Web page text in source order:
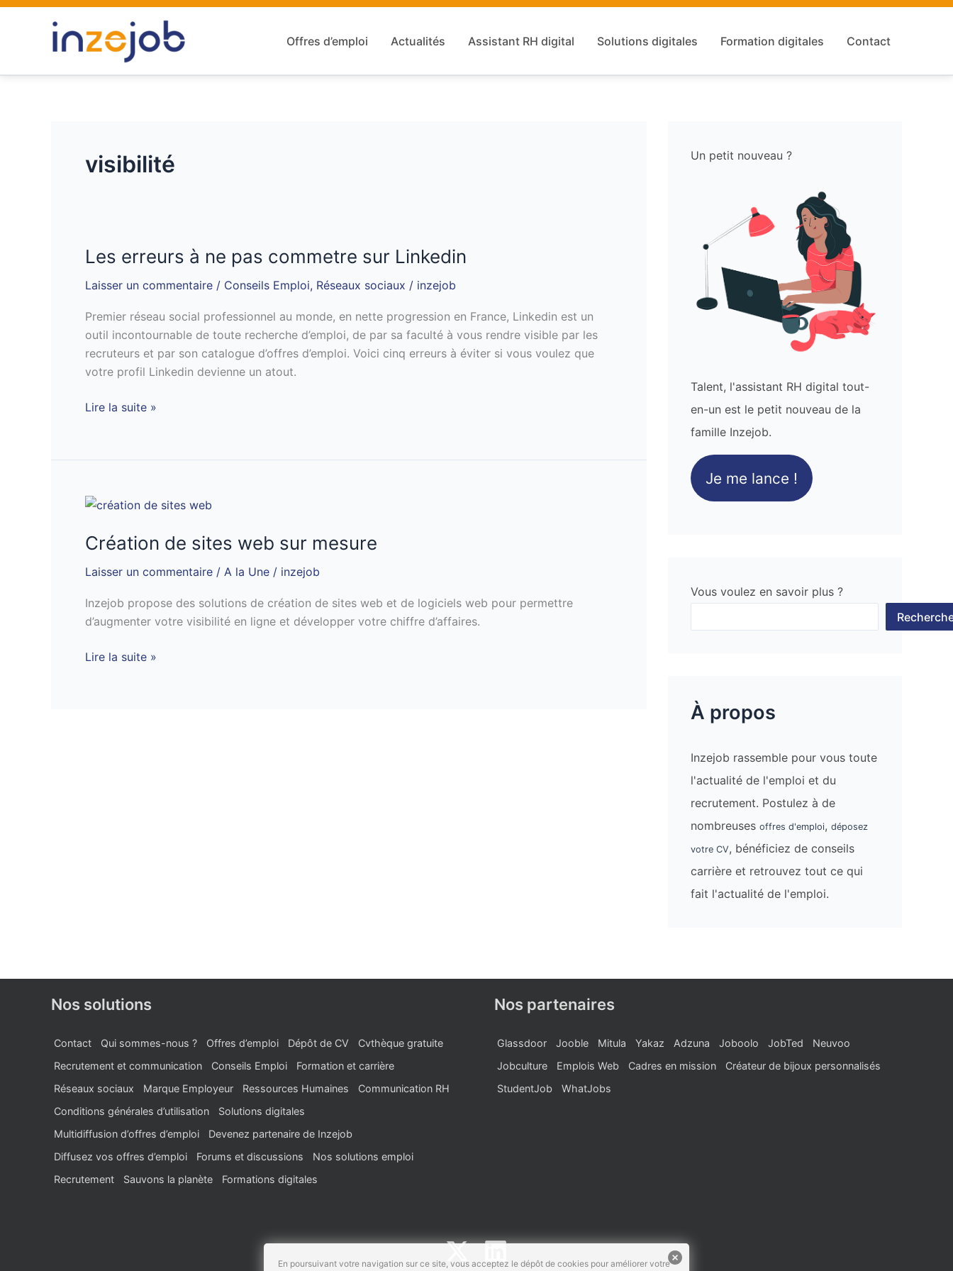
Aller
Offres d’emploi Actualités Assistant RH digital Solutions digitales Formation digitales Contact
visibilité
Les erreurs à ne pas commetre sur Linkedin
Laisser un commentaire / Conseils Emploi, Réseaux sociaux / inzejob
Premier réseau social professionnel au monde, en nette progression en France, Linkedin est un
outil incontournable de toute recherche d’emploi, de par sa faculté à vous rendre visible par les
recruteurs et par son catalogue d’offres d’emploi. Voici cinq erreurs à éviter si vous voulez que
votre profil Linkedin devienne un atout.
Les
à
ne
Linkedin
Lire la suite »
Création de sites web sur mesure
Laisser un commentaire / A la Une / inzejob
Inzejob propose des solutions de création de sites web et de logiciels web pour permettre
d’augmenter votre visibilité en ligne et développer votre chiffre d’affaires.
Création
sites
sur
Lire la suite »
Un petit nouveau ?
Talent, l'assistant RH digital tout-
en-un est le petit nouveau de la
famille Inzejob.
Je me lance !
Vous voulez en savoir plus ?
À propos
Inzejob rassemble pour vous toute
l'actualité de l'emploi et du
recrutement. Postulez à de
nombreuses offres d'emploi, déposez
votre CV, bénéficiez de conseils
carrière et retrouvez tout ce qui
fait l'actualité de l'emploi.
Nos solutions
Contact Qui sommes-nous ? Offres d’emploi Dépôt de CV
Cvthèque gratuite
Recrutement et communication
Conseils Emploi
Formation et carrière
Réseaux sociaux
Marque Employeur Ressources Humaines
Communication RH
Conditions générales d’utilisation
Solutions digitales
Multidiffusion d’offres d’emploi
Devenez partenaire de Inzejob
Diffusez vos offres d’emploi
Forums et discussions
Nos solutions emploi
Recrutement
Sauvons la planète Formations digitales
Nos partenaires
Glassdoor Jooble Mitula Yakaz Adzuna Joboolo JobTed
Neuvoo
Jobculture
Emplois Web Cadres en mission
Créateur de bijoux personnalisés
StudentJob
WhatJobs
En poursuivant votre navigation sur ce site, vous acceptez le dépôt de cookies pour améliorer votre